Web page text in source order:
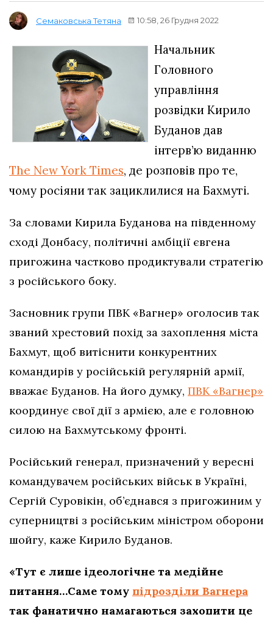
Семаковська Тетяна 10:58, 26 Грудня 2022
Начальник
Головного
управління
розвідки Кирило
Буданов дав
інтерв’ю виданню
The New York Times, де розповів про те,
чому росіяни так зациклилися на Бахмуті.
За словами Кирила Буданова на південному
сході Донбасу, політичні амбіції євгена
пригожина частково продиктували стратегію
з російського боку.
Засновник групи ПВК «Вагнер» оголосив так
званий хрестовий похід за захоплення міста
Бахмут, щоб витіснити конкурентних
командирів у російській регулярній армії,
вважає Буданов. На його думку, ПВК «Вагнер»
координує свої дії з армією, але є головною
силою на Бахмутському фронті.
Російський генерал, призначений у вересні
командувачем російських військ в Україні,
Сергій Суровікін, об’єднався з пригожиним у
суперництві з російським міністром оборони
шойгу, каже Кирило Буданов.
«Тут є лише ідеологічне та медійне
питання…Саме тому підрозділи Вагнера
так фанатично намагаються захопити це